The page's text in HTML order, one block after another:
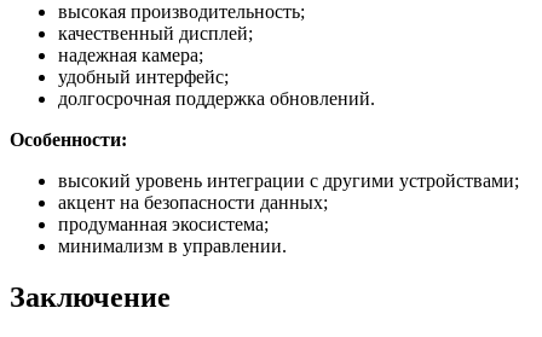
высокая производительность;
качественный дисплей;
надежная камера;
удобный интерфейс;
долгосрочная поддержка обновлений.
Особенности:
высокий уровень интеграции с другими устройствами;
акцент на безопасности данных;
продуманная экосистема;
минимализм в управлении.
Заключение